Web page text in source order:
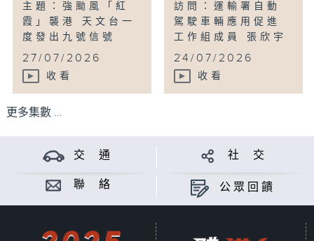
主題：強颱風「紅
霞」襲港 天文台一
度發出九號信號
...
27/07/2026
收看
訪問：運輸署自動
駕駛車輛應用促進
工作組成員 張欣宇
...
24/07/2026
收看
更多集數 ...
交 通 社 交
聯 絡 公眾回饋